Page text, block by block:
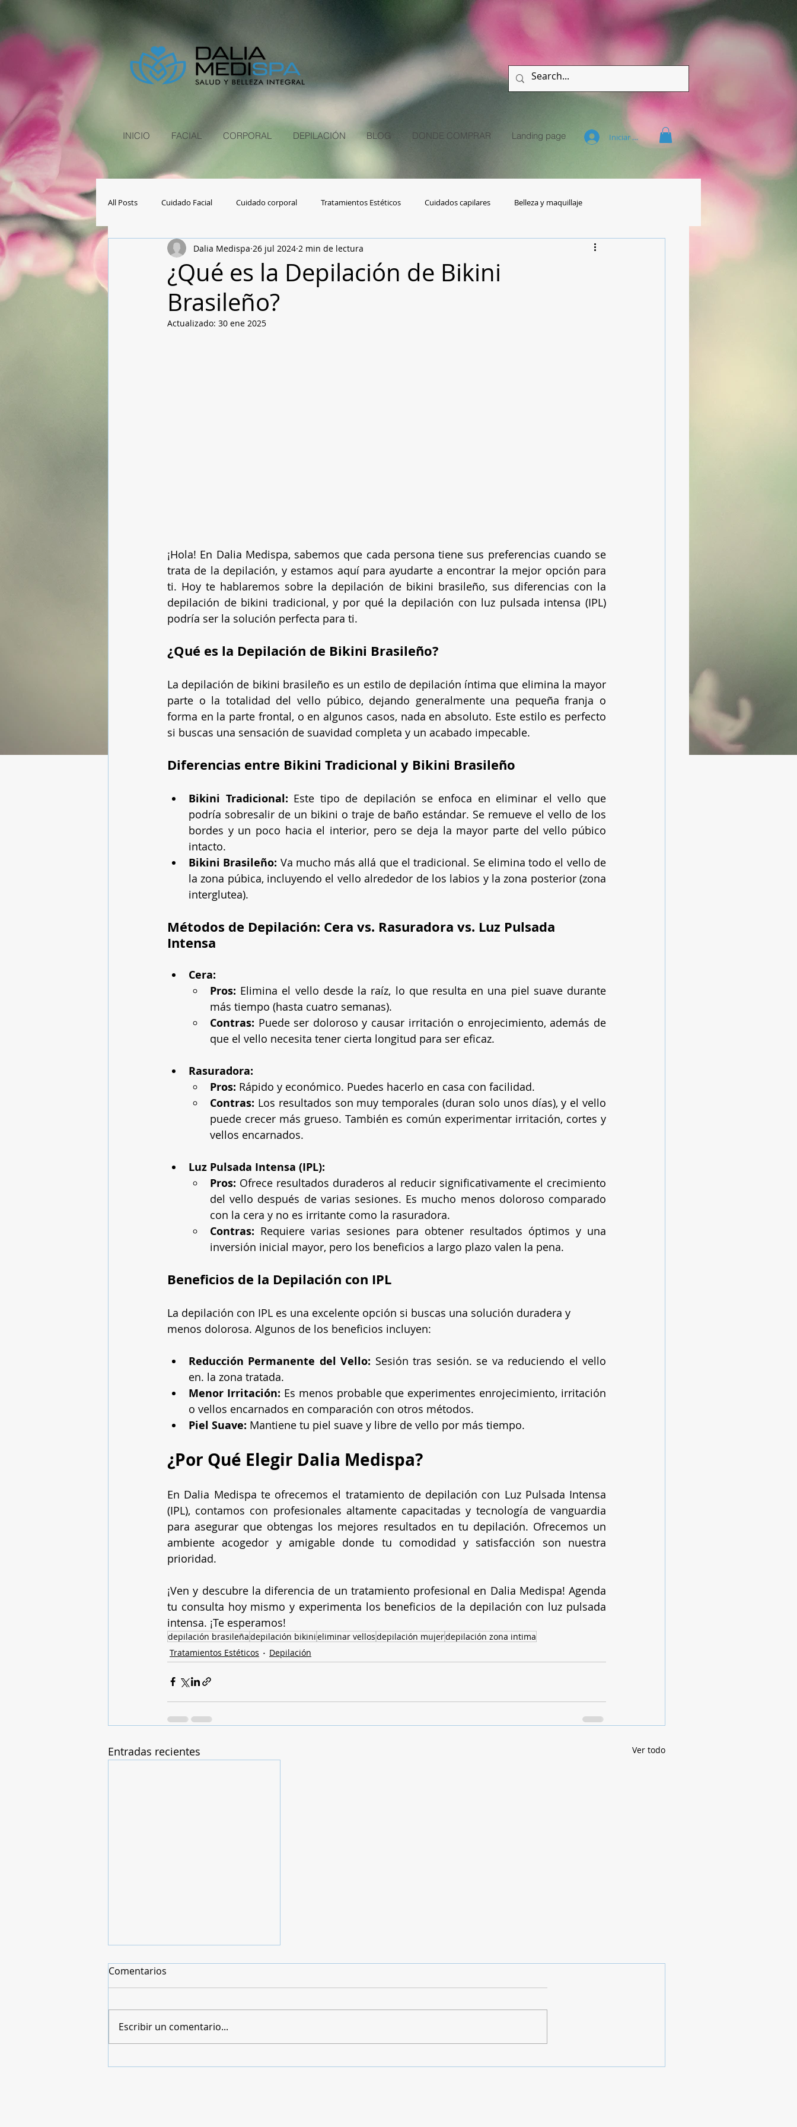
INICIO FACIAL CORPORAL DEPILACIÓN BLOG DONDE COMPRAR Landing page Iniciar sesión
All Posts Cuidado Facial Cuidado corporal Tratamientos Estéticos Cuidados capilares Belleza y maquillaje
Salud y Bienestar Consejos y tips Adulto mayor
¿Qué es la Depilación de Bikini
Brasileño?
Dalia Medispa 26 jul 2024 2 min de lectura
Actualizado: 30 ene 2025
¡Hola! En Dalia Medispa, sabemos que cada persona tiene sus preferencias cuando se
trata de la depilación, y estamos aquí para ayudarte a encontrar la mejor opción para
ti. Hoy te hablaremos sobre la depilación de bikini brasileño, sus diferencias con la
depilación de bikini tradicional, y por qué la depilación con luz pulsada intensa (IPL)
podría ser la solución perfecta para ti.
¿Qué es la Depilación de Bikini Brasileño?
La depilación de bikini brasileño es un estilo de depilación íntima que elimina la mayor
parte o la totalidad del vello púbico, dejando generalmente una pequeña franja o
forma en la parte frontal, o en algunos casos, nada en absoluto. Este estilo es perfecto
si buscas una sensación de suavidad completa y un acabado impecable.
Diferencias entre Bikini Tradicional y Bikini Brasileño
Bikini Tradicional: Este tipo de depilación se enfoca en eliminar el vello que
podría sobresalir de un bikini o traje de baño estándar. Se remueve el vello de los
bordes y un poco hacia el interior, pero se deja la mayor parte del vello púbico
intacto.
Bikini Brasileño: Va mucho más allá que el tradicional. Se elimina todo el vello de
la zona púbica, incluyendo el vello alrededor de los labios y la zona posterior (zona
interglutea).
Métodos de Depilación: Cera vs. Rasuradora vs. Luz Pulsada
Intensa
Cera:
Pros: Elimina el vello desde la raíz, lo que resulta en una piel suave durante
más tiempo (hasta cuatro semanas).
Contras: Puede ser doloroso y causar irritación o enrojecimiento, además de
que el vello necesita tener cierta longitud para ser eficaz.
Rasuradora:
Pros: Rápido y económico. Puedes hacerlo en casa con facilidad.
Contras: Los resultados son muy temporales (duran solo unos días), y el vello
puede crecer más grueso. También es común experimentar irritación, cortes y
vellos encarnados.
Luz Pulsada Intensa (IPL):
Pros: Ofrece resultados duraderos al reducir significativamente el crecimiento
del vello después de varias sesiones. Es mucho menos doloroso comparado
con la cera y no es irritante como la rasuradora.
Contras: Requiere varias sesiones para obtener resultados óptimos y una
inversión inicial mayor, pero los beneficios a largo plazo valen la pena.
Beneficios de la Depilación con IPL
La depilación con IPL es una excelente opción si buscas una solución duradera y
menos dolorosa. Algunos de los beneficios incluyen:
Reducción Permanente del Vello: Sesión tras sesión. se va reduciendo el vello
en. la zona tratada.
Menor Irritación: Es menos probable que experimentes enrojecimiento, irritación
o vellos encarnados en comparación con otros métodos.
Piel Suave: Mantiene tu piel suave y libre de vello por más tiempo.
¿Por Qué Elegir Dalia Medispa?
En Dalia Medispa te ofrecemos el tratamiento de depilación con Luz Pulsada Intensa
(IPL), contamos con profesionales altamente capacitadas y tecnología de vanguardia
para asegurar que obtengas los mejores resultados en tu depilación. Ofrecemos un
ambiente acogedor y amigable donde tu comodidad y satisfacción son nuestra
prioridad.
¡Ven y descubre la diferencia de un tratamiento profesional en Dalia Medispa! Agenda
tu consulta hoy mismo y experimenta los beneficios de la depilación con luz pulsada
intensa. ¡Te esperamos!
depilación brasileñadepilación bikinieliminar vellosdepilación mujerdepilación zona intima
Tratamientos Estéticos
Depilación
Entradas recientes Ver todo
Comentarios
Escribir un comentario...